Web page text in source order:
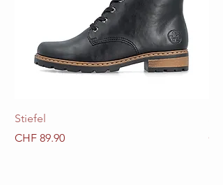
Stiefel
Preis
CHF 89.90